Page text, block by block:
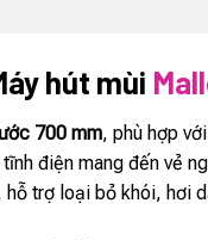
hút mùi
700 mm, phù hợp
điện mang đến vẻ
hỗ trợ loại bỏ khói, hơi